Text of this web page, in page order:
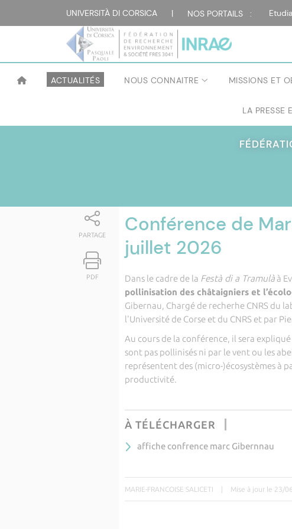
UNIVERSITÀ DI CORSICA | NOS PORTAILS :
ACTUALITÉS NOUS CONNAITRE MISSIONS ET
LA PRESSE
PARTAGE
PDF
Conférence de
juillet 2026
Dans le cadre de la Festà di a Tramulàà
pollinisation des châtaigniers et
Gibernau, Chargé de recherhe CNRS du
l'Université de Corse et du CNRS et par
Au cours de la conférence, il sera
sont pas pollinisés ni par le vent ou les
représentent des (micro-)écosystèmes à
productivité.
À TÉLÉCHARGER
affiche confrence marc Gibernnau
MARIE-FRANCOISE SALICETI | Mise à jour le 23/